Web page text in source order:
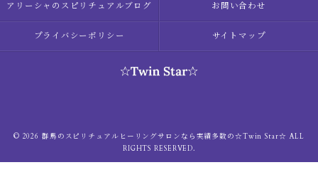
アリーシャのスピリチュアルブログ お問い合わせ
プライバシーポリシー サイトマップ
© 2026 群馬のスピリチュアルヒーリングサロンなら実績多数の☆Twin Star☆ ALL
RIGHTS RESERVED.